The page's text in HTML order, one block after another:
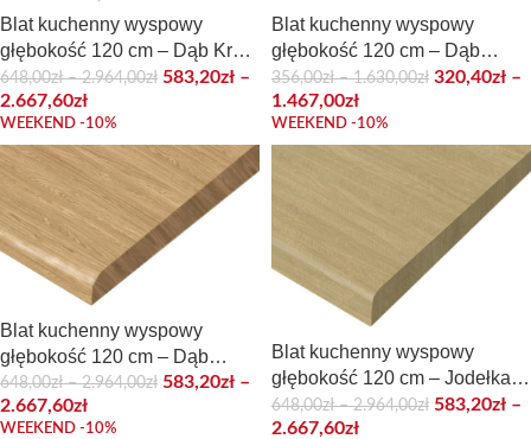
Blat kuchenny wyspowy
głębokość 120 cm – Dąb Kraft
złoty
648,00zł – 2.964,00zł 583,20zł –
2.667,60zł
WEEKEND -10%
Blat kuchenny wyspowy
głębokość 120 cm – Dąb
Lancelot
356,00zł – 1.630,00zł 320,40zł –
1.467,00zł
WEEKEND -10%
Blat kuchenny wyspowy
głębokość 120 cm – Dąb
olejowany
648,00zł – 2.964,00zł 583,20zł –
2.667,60zł
WEEKEND -10%
Blat kuchenny wyspowy
głębokość 120 cm – Jodełka
Jasna
648,00zł – 2.964,00zł 583,20zł –
2.667,60zł